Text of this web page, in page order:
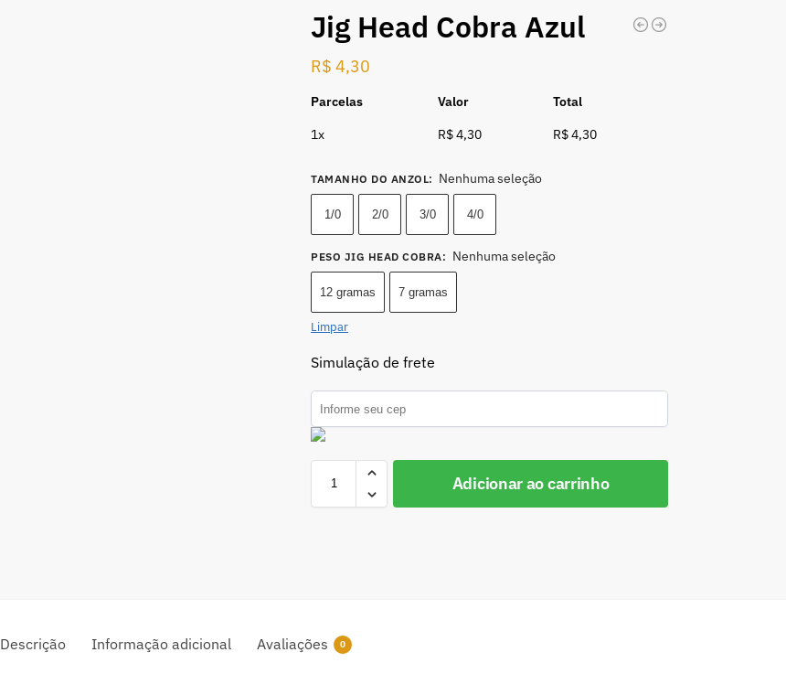
Jig Head Cobra Azul
R$ 4,30
Parcelas Valor
Total
1x
R$ 4,30 R$ 4,30
TAMANHO DO ANZOL: Nenhuma seleção
1/0 2/0 3/0 4/0
PESO JIG HEAD COBRA: Nenhuma seleção
12 gramas 7 gramas
Limpar
Simulação de frete
Adicionar ao carrinho
Descrição Informação adicional Avaliações 0